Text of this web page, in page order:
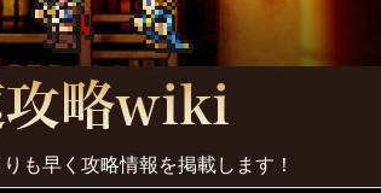
も早く攻略情報を掲載します！